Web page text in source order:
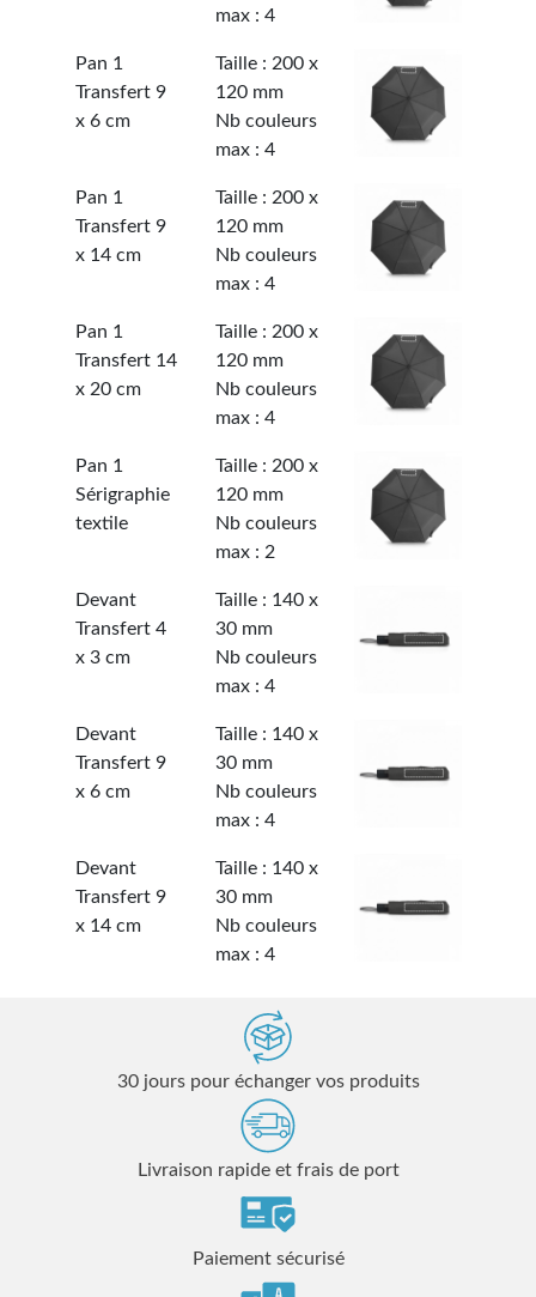
max : 4
Pan 1
Transfert 9
x 6 cm
Taille : 200 x
120 mm
Nb couleurs
max : 4
Pan 1
Transfert 9
x 14 cm
Taille : 200 x
120 mm
Nb couleurs
max : 4
Pan 1
Transfert 14
x 20 cm
Taille : 200 x
120 mm
Nb couleurs
max : 4
Pan 1
Sérigraphie
textile
Taille : 200 x
120 mm
Nb couleurs
max : 2
Devant
Transfert 4
x 3 cm
Taille : 140 x
30 mm
Nb couleurs
max : 4
Devant
Transfert 9
x 6 cm
Taille : 140 x
30 mm
Nb couleurs
max : 4
Devant
Transfert 9
x 14 cm
Taille : 140 x
30 mm
Nb couleurs
max : 4
30 jours pour échanger vos produits
Livraison rapide et frais de port
Paiement sécurisé